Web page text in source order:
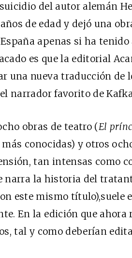
del autor alemán
de edad y dejó una
apenas si ha
es que la editorial
una nueva traducción de
narrador favorito de
obras de teatro (El
más conocidas) y otros
tan intensas como
narra la historia del
este mismo título),suele
En la edición que ahora
tal y como deberían